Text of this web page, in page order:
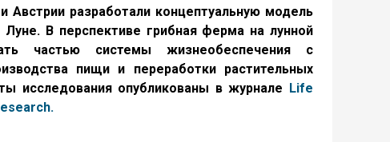
Австрии разработали концептуальную модель
В перспективе грибная ферма на лунной
частью системы жизнеобеспечения с
пищи и переработки растительных
исследования опубликованы в журнале Life